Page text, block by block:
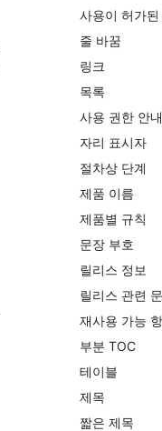
사용이 허가된
줄 바꿈
링크
목록
사용 권한 안
자리 표시자
절차상 단계
제품 이름
제품별 규칙
문장 부호
릴리스 정보
릴리스 관련
재사용 가능
부분 TOC
테이블
제목
짧은 제목